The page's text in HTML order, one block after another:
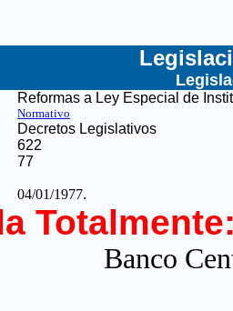
Reformas a Ley Especial de
Normativo
Decretos Legislativos
622
77
04/01/1977.
Banco